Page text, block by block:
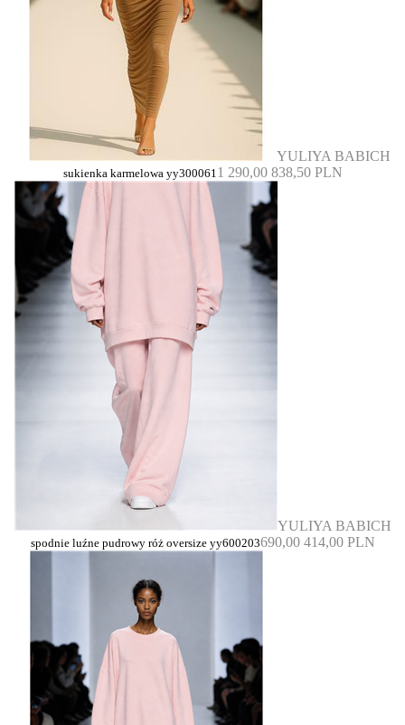
YULIYA BABICH
sukienka karmelowa yy3000611 290,00 838,50 PLN
YULIYA BABICH
spodnie luźne pudrowy róż oversize yy600203690,00 414,00 PLN